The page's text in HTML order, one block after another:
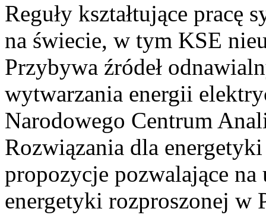
Reguły kształtujące pracę
na świecie, w tym KSE
Przybywa źródeł
wytwarzania energii
Narodowego Centrum
Rozwiązania dla
propozycje pozwalające
energetyki rozproszonej w